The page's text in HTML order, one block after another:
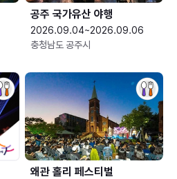
공주 국가유산 야행
2026.09.04~2026.09.06
충청남도 공주시
왜관 홀리 페스티벌